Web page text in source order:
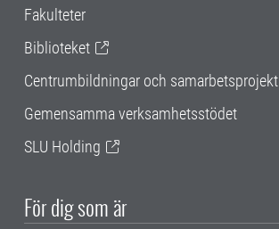
Fakulteter
Biblioteket
Centrumbildningar och samarbetsprojekt
Gemensamma verksamhetsstödet
SLU Holding
För dig som är